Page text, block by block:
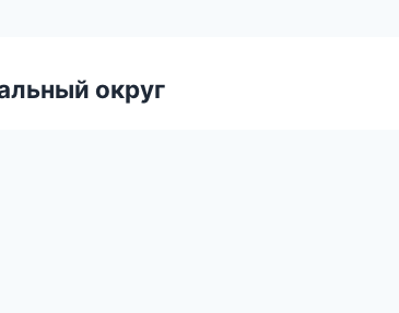
округ